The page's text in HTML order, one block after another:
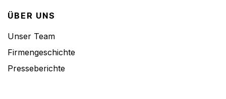
ÜBER UNS
Unser Team
Firmengeschichte
Presseberichte